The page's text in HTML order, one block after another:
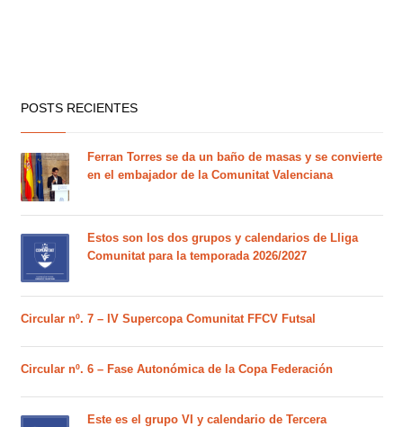
POSTS RECIENTES
Ferran Torres se da un baño de masas y se convierte
en el embajador de la Comunitat Valenciana
Estos son los dos grupos y calendarios de Lliga
Comunitat para la temporada 2026/2027
Circular nº. 7 – IV Supercopa Comunitat FFCV Futsal
Circular nº. 6 – Fase Autonómica de la Copa Federación
Este es el grupo VI y calendario de Tercera